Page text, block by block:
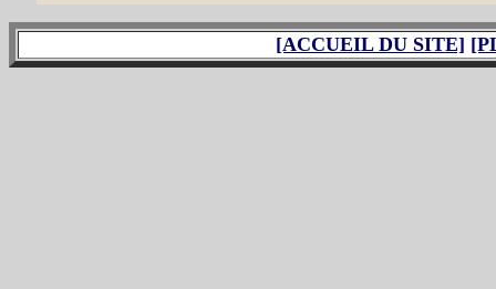
[ACCUEIL DU SITE]